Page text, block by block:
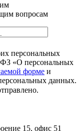
вопросам
персональных
ФЗ «О персональных
форме и
данных.
15, офис 51